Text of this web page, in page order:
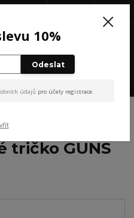
tričko GUNS
10%
Odeslat
údajů pro účely registrace.